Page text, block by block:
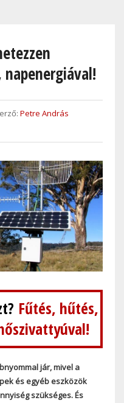
Petre András
Fűtés, hűtés,
jár, mivel a
és egyéb eszközök
szükséges. És